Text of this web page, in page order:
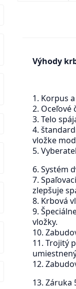
Výhody
1. Korpus
2. Oceľové
3. Telo
4.
vložke
5.
6. Systém
7.
zlepšuje
8. Krbová
9.
vložky.
10.
11. Trojitý
12.
13. Záruka